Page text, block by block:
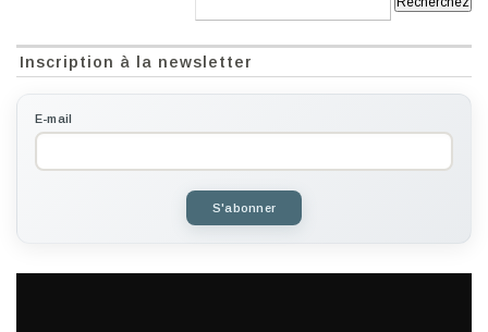
Inscription à la newsletter
E-mail
S'abonner